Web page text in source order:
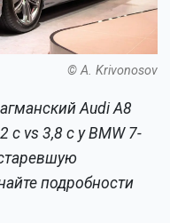
© A. Krivonosov
Audi A8
с vs 3,8 с у BMW 7-
подробности